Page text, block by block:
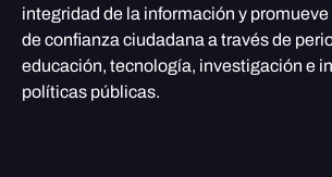
integridad de la información y
de confianza ciudadana a través de
educación, tecnología, investigación e
políticas públicas.